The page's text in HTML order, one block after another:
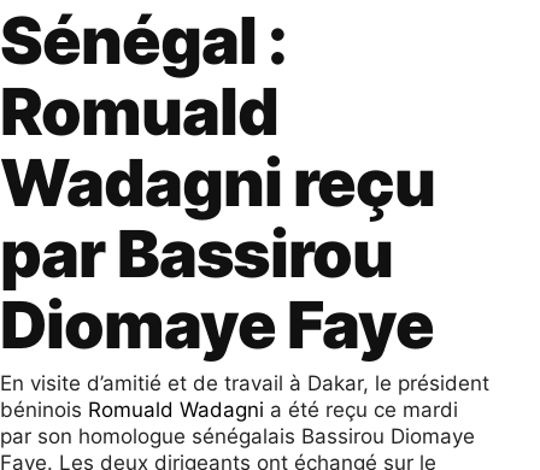
Sénégal :
Romuald
Wadagni reçu
par Bassirou
Diomaye Faye
En visite d’amitié et de travail à Dakar, le président
béninois Romuald Wadagni a été reçu ce mardi
par son homologue sénégalais Bassirou Diomaye
Faye. Les deux dirigeants ont échangé sur le